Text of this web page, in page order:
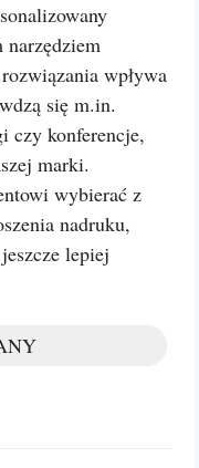
narzędziem
wpływa
się m.in.
czy konferencje,
marki.
wybierać z
nadruku,
lepiej